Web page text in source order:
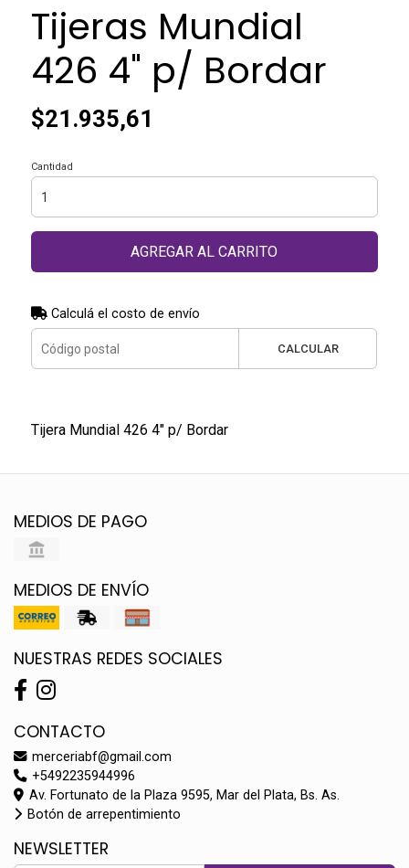
Tijeras Mundial
426 4" p/ Bordar
$21.935,61
Cantidad
AGREGAR AL CARRITO
Calculá el costo de envío
CALCULAR
Tijera Mundial 426 4" p/ Bordar
MEDIOS DE PAGO
MEDIOS DE ENVÍO
NUESTRAS REDES SOCIALES
CONTACTO
merceriabf@gmail.com
+5492235944996
Av. Fortunato de la Plaza 9595, Mar del Plata, Bs. As.
Botón de arrepentimiento
NEWSLETTER